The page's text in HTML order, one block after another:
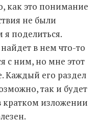
как это понимание
не были
поделиться.
в нем что-то
с ним, но мне этот
Каждый его раздел
так и будет
кратком изложении